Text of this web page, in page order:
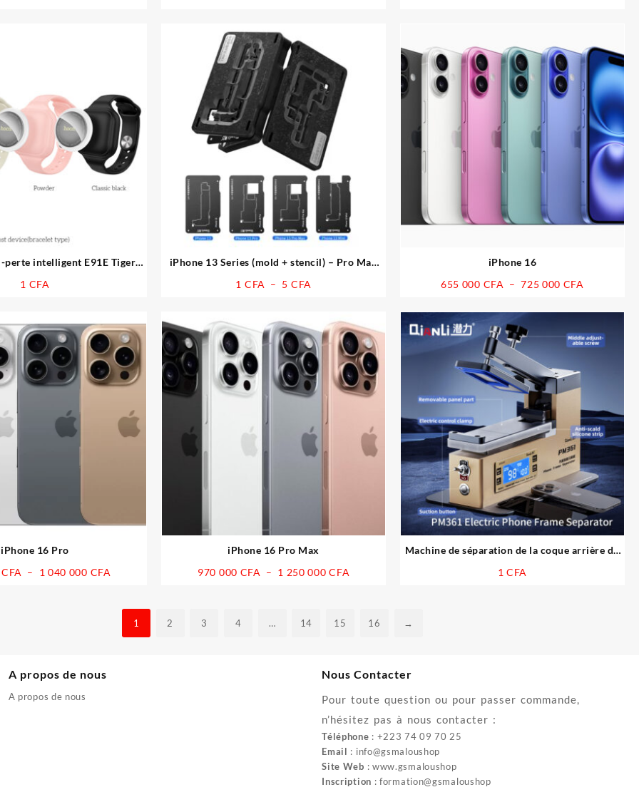
de type C 1 M pour Motorola Moto G34 G53
intelligent E91E Tiger
1 CFA
iPhone 13 Series (mold + stencil) – Pro Max
1 CFA – 5 CFA
1 CFA
à
5 CFA
iPhone 16
655 000 CFA – 725 000 CFA
prix :
000 CFA
iPhone 16 Pro
CFA – 1 040 000 CFA
iPhone 16 Pro Max
970 000 CFA – 1 250 000CFA
250
Machine de séparation de la coque arrière du
déballage de l’écran chauffant supérieur et
1CFA
1 2 3 4 … 14 15 16 →
A propos de nous
A propos de nous
Nous Contacter
Pour toute question ou pour passer commande,
n’hésitez pas à nous contacter :
Téléphone : +223 74 09 70 25
Email : info@gsmaloushop
Site Web : www.gsmaloushop
Inscription : formation@gsmaloushop